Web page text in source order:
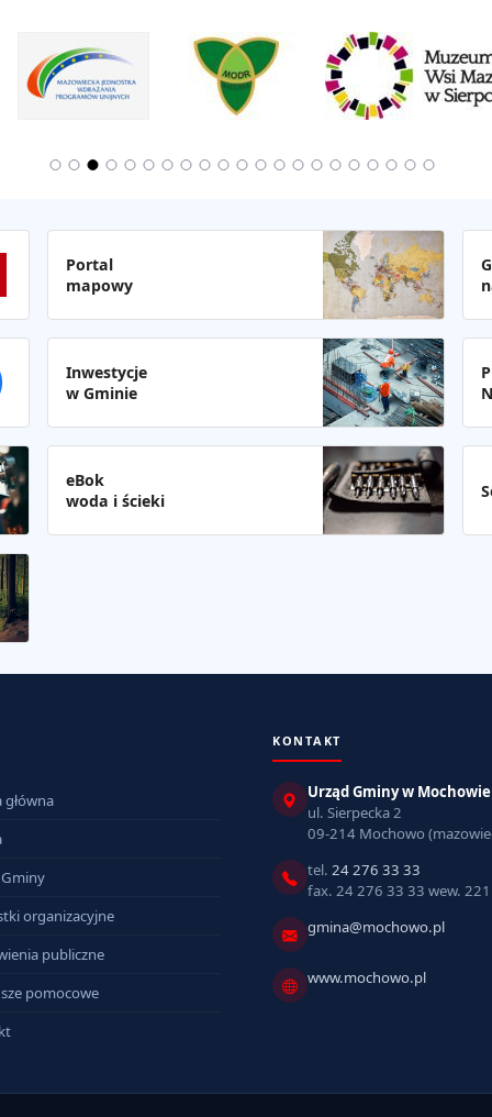
Portal
mapowy
Inwestycje
w Gminie
eBok
woda i ścieki
główna
organizacyjne
publiczne
pomocowe
KONTAKT
Urząd Gminy w Mochowie
ul. Sierpecka 2
09-214 Mochowo
tel. 24 276 33 33
fax. 24 276 33 33 wew. 221
gmina@mochowo.pl
www.mochowo.pl